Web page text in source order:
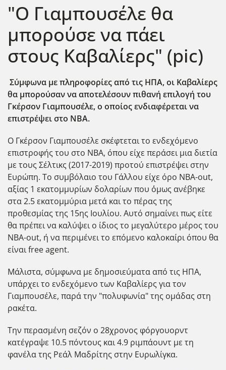
"Ο Γιαμπουσέλε θα
μπορούσε να πάει
στους Καβαλίερς" (pic)
Σύμφωνα με πληροφορίες από τις ΗΠΑ, οι Καβαλίερς
θα μπορούσαν να αποτελέσουν πιθανή επιλογή του
Γκέρσον Γιαμπουσέλε, ο οποίος ενδιαφέρεται να
επιστρέψει στο ΝΒΑ.
Ο Γκέρσον Γιαμπουσέλε σκέφτεται το ενδεχόμενο
επιστροφής του στο ΝΒΑ, όπου είχε περάσει μια διετία
με τους Σέλτικς (2017-2019) προτού επιστρέψει στην
Ευρώπη. Το συμβόλαιο του Γάλλου είχε όρο NBA-out,
αξίας 1 εκατομμυρίων δολαρίων που ΄΄ομως ανέβηκε
στα 2.5 εκατομμύρια μετά και το πέρας της
προθεσμίας της 15ης Ιουλίου. Αυτό σημαίνει πως είτε
θα πρέπει να καλύψει ο ίδιος το μεγαλύτερο μέρος του
NBA-out, ή να περιμένει το επόμενο καλοκαίρι όπου θα
είναι free agent.
Μάλιστα, σύμφωνα με δημοσιεύματα από τις ΗΠΑ,
υπάρχει το ενδεχόμενο των Καβαλίερς για τον
Γιαμπουσέλε, παρά την "πολυφωνία" της ομάδας στη
ρακέτα.
Την περασμένη σεζόν ο 28χρονος φόργουορντ
κατέγραψε 10.5 πόντους και 4.9 ριμπάουντ με τη
φανέλα της Ρεάλ Μαδρίτης στην Ευρωλίγκα.